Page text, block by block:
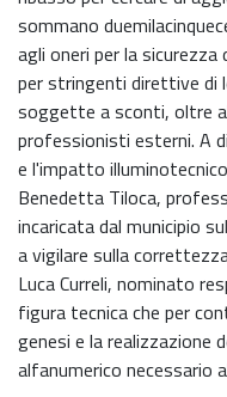
sommano
agli oneri per la
per stringenti direttive di
soggette a sconti, oltre
professionisti esterni. A
e l'impatto
Benedetta Tiloca,
incaricata dal municipio
a vigilare sulla
Luca Curreli, nominato
figura tecnica che per
genesi e la realizzazione
alfanumerico necessario